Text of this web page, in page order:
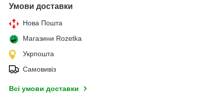
Умови доставки
Нова Пошта
Магазини Rozetka
Укрпошта
Самовивіз
Всі умови доставки